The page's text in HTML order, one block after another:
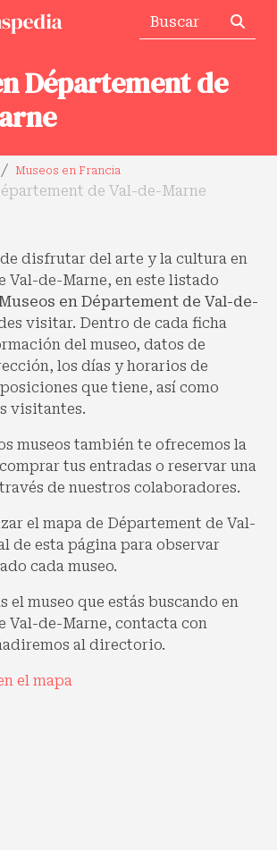
Département de
Museos en Francia
de Val-de-Marne
disfrutar del arte y la cultura en
Val-de-Marne, en este listado
en Département de Val-de-
visitar. Dentro de cada ficha
del museo, datos de
los días y horarios de
que tiene, así como
visitantes.
museos también te ofrecemos la
tus entradas o reservar una
de nuestros colaboradores.
el mapa de Département de Val-
de esta página para observar
cada museo.
el museo que estás buscando en
Val-de-Marne, contacta con
al directorio.
el mapa